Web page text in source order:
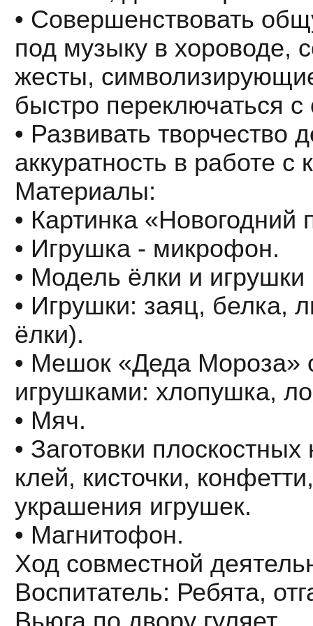
• Совершенствовать
под музыку в хороводе,
жесты,
быстро переключаться
• Развивать творчество
аккуратность в работе с
Материалы:
• Картинка «Новогодний
• Игрушка - микрофон.
• Модель ёлки и игрушки
• Игрушки: заяц, белка,
ёлки).
• Мешок «Деда Мороза»
игрушками: хлопушка,
• Мяч.
• Заготовки
клей, кисточки,
украшения игрушек.
• Магнитофон.
Ход совместной
Воспитатель: Ребята,